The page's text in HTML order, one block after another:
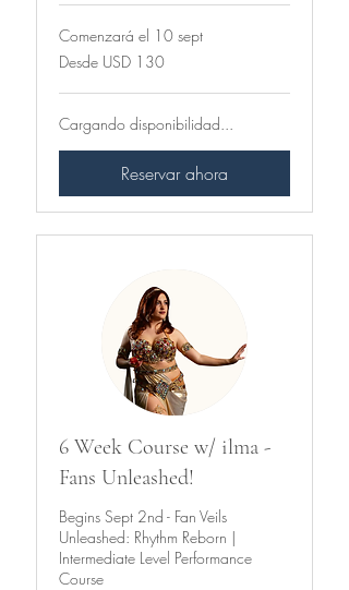
Comenzará el 10 sept
Desde
130
estadounidenses
Desde USD 130
Cargando disponibilidad...
Reservar ahora
6 Week Course w/ ilma -
Fans Unleashed!
Begins Sept 2nd - Fan Veils
Unleashed: Rhythm Reborn |
Intermediate Level Performance
Course